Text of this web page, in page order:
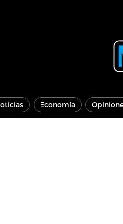
Economía